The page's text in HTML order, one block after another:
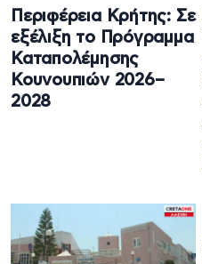
Περιφέρεια Κρήτης: Σε
εξέλιξη το Πρόγραμμα
Καταπολέμησης
Κουνουπιών 2026–
2028